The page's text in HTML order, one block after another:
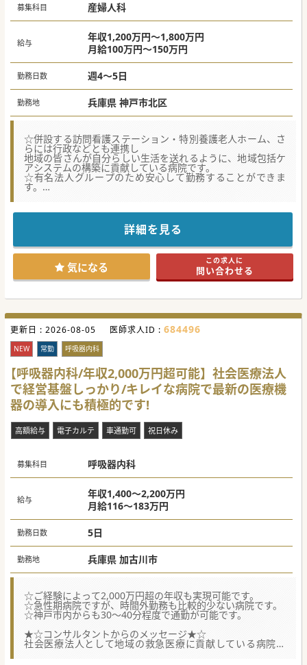
募集科目 産婦人科
給与
年収1,200万円～1,800万円
月給100万円～150万円
勤務日数 週4～5日
勤務地 兵庫県 神戸市北区
☆併設する訪問看護ステーション・特別養護老人ホーム、さ
らには行政などとも連携し
地域の皆さんが自分らしい生活を送れるように、地域包括ケ
アシステムの構築に貢献している病院です。
☆有名法人グループのため安心して勤務することができま
す。
☆他科との連携が取りやすく、雰囲気もよく働きやす環境で
★☆コンサルタントからのメッセージ★☆
託児所があるうえに週4日勤務、時短勤務の相談可能のた
め、お子様のいらっしゃる先生にもオススメです。
少しでもご興味がございましたら、ぜひお問合せくださいま
詳細を見る
気になる この求人に
問い合わせる
更新日 : 2026-08-05 医師求人ID : 684496
NEW 常勤 呼吸器内科
【呼吸器内科/年収2,000万円超可能】社会医療法人
で経営基盤しっかり/キレイな病院で最新の医療機
器の導入にも積極的です!
高額給与 電子カルテ 車通勤可 祝日休み
募集科目 呼吸器内科
給与
年収1,400～2,200万円
月給116～183万円
勤務日数 5日
勤務地 兵庫県 加古川市
☆ご経験によって2,000万円超の年収も実現可能です。
☆急性期病院ですが、時間外勤務も比較的少ない病院です。
☆神戸市内からも30～40分程度で通勤が可能です。
★☆コンサルタントからのメッセージ★☆
社会医療法人として地域の救急医療に貢献している病院で
す。